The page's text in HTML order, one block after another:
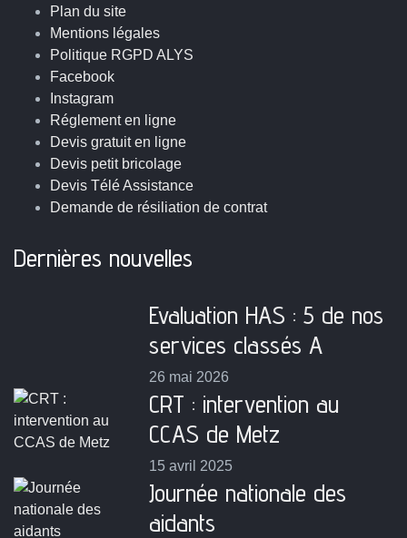
Plan du site
Mentions légales
Politique RGPD ALYS
Facebook
Instagram
Réglement en ligne
Devis gratuit en ligne
Devis petit bricolage
Devis Télé Assistance
Demande de résiliation de contrat
Dernières nouvelles
Evaluation HAS : 5 de nos
services classés A
26 mai 2026
CRT : intervention au
CCAS de Metz
15 avril 2025
Journée nationale des
aidants